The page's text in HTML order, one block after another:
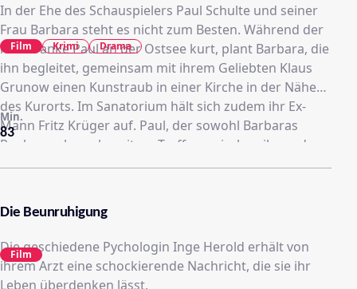
In der Ehe des Schauspielers Paul Schulte und seiner
Frau Barbara steht es nicht zum Besten. Während der
herzkranke Paul an der Ostsee kurt, plant Barbara, die
ihn begleitet, gemeinsam mit ihrem Geliebten Klaus
Grunow einen Kunstraub in einer Kirche in der Nähe
des Kurorts. Im Sanatorium hält sich zudem ihr Ex-
Mann Fritz Krüger auf. Paul, der sowohl Barbaras
Raubzug als auch weitere Treffen zwischen ihr und
Krüger verhindern will, wird wenig später tot
nehmen die Ermittlungen auf.
83
Min.
Film Krimi Drama
Die Beunruhigung
Die geschiedene Pychologin Inge Herold erhält von
ihrem Arzt eine schockierende Nachricht, die sie ihr
Leben überdenken lässt.
Film